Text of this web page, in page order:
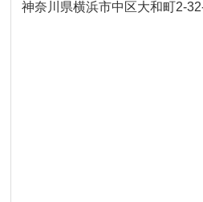
神奈川県横浜市中区大和町2-